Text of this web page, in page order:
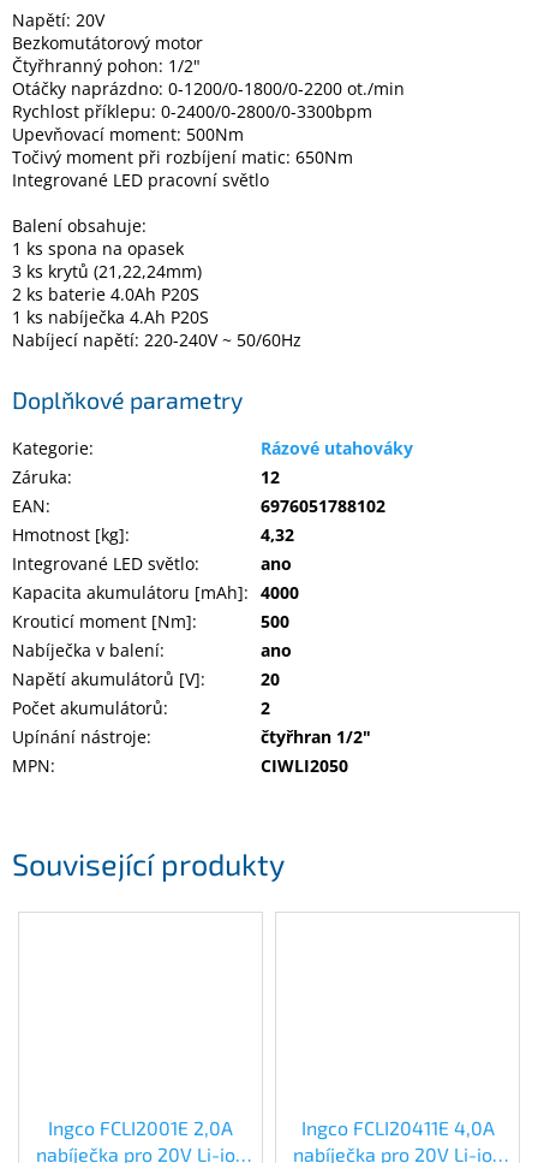
OEM
Sestavy
počítačů
Inpraise
Kamerové
systémy
MILESIGHT
Doprodej
Přihlášení
Související produkty
Ingco FCLI2001E 2,0A
nabíječka pro 20V Li-ion
Ingco FCLI20411E 4,0A
nabíječka pro 20V Li-ion
Napětí: 20V
Bezkomutátorový motor
Čtyřhranný pohon: 1/2"
Otáčky naprázdno: 0-1200/0-1800/0-2200 ot./min
Rychlost příklepu: 0-2400/0-2800/0-3300bpm
Upevňovací moment: 500Nm
Točivý moment při rozbíjení matic: 650Nm
Integrované LED pracovní světlo
Balení obsahuje:
1 ks spona na opasek
3 ks krytů (21,22,24mm)
2 ks baterie 4.0Ah P20S
1 ks nabíječka 4.Ah P20S
Nabíjecí napětí: 220-240V ~ 50/60Hz
Doplňkové parametry
Kategorie:
Rázové utahováky
Záruka:
12
EAN:
6976051788102
Hmotnost [kg]:
4,32
Integrované LED světlo:
ano
Kapacita akumulátoru [mAh]: 4000
Krouticí moment [Nm]:
500
Nabíječka v balení:
ano
Napětí akumulátorů [V]:
20
Počet akumulátorů:
2
Upínání nástroje:
čtyřhran 1/2"
MPN: CIWLI2050